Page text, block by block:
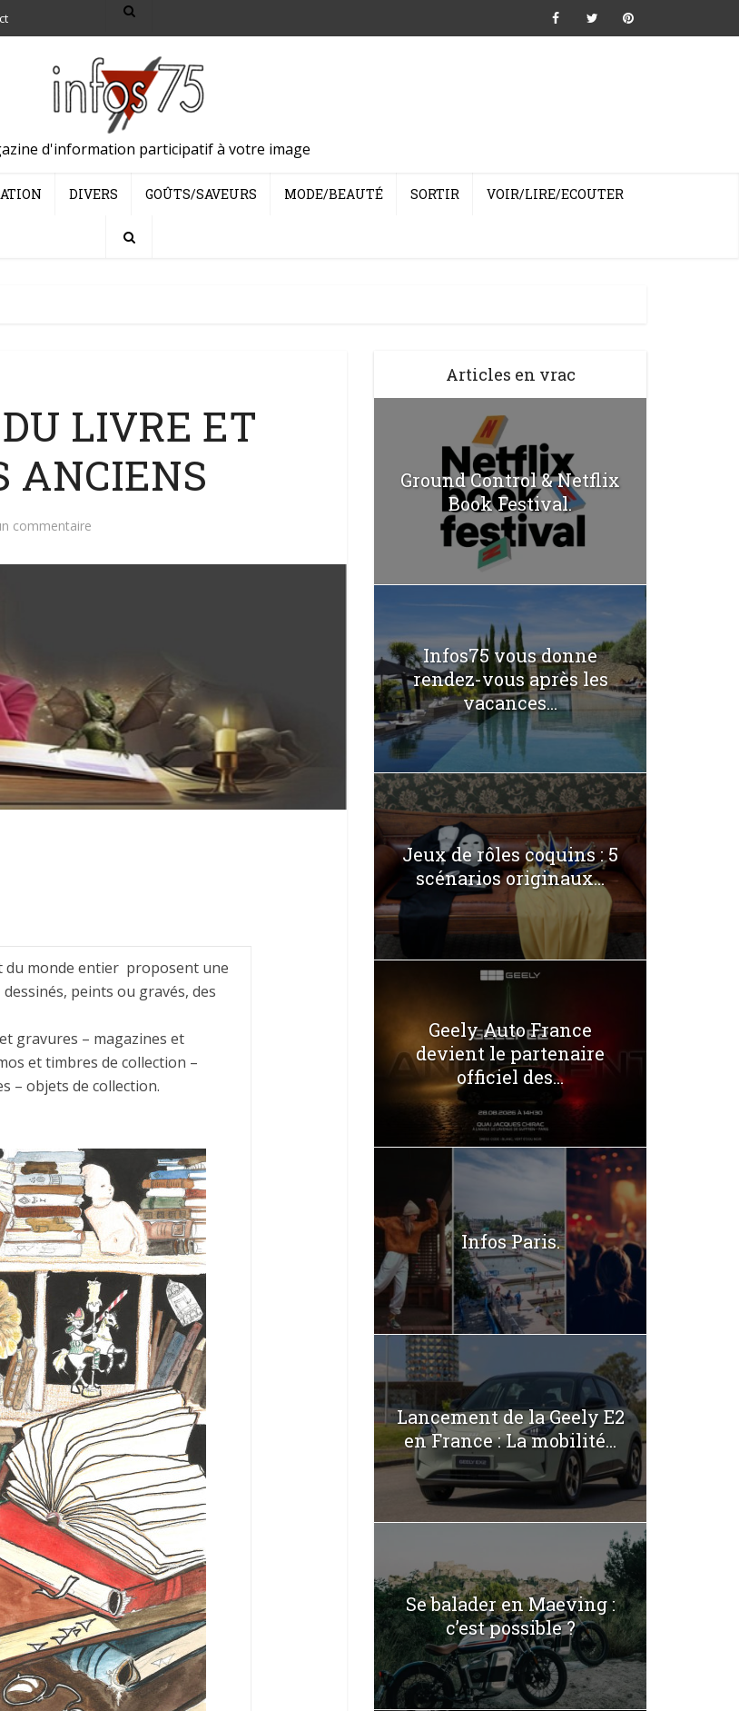
d'information participatif à votre image
DIVERS GOÛTS/SAVEURS MODE/BEAUTÉ SORTIR VOIR/LIRE/ECOUTER
LIVRE ET
ANCIENS
commentaire
du monde entier proposent une
peints ou gravés, des
gravures – magazines et
et timbres de collection –
– objets de collection.
Articles en vrac
Ground Control & Netflix
Book Festival.
Infos75 vous donne
rendez-vous après les
vacances...
Jeux de rôles coquins : 5
scénarios originaux...
Geely Auto France
devient le partenaire
officiel des...
Infos Paris.
Lancement de la Geely E2
en France : La mobilité...
Se balader en Maeving :
c’est possible ?